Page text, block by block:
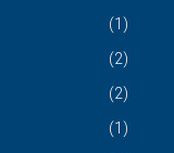
(1)
(2)
(2)
(1)